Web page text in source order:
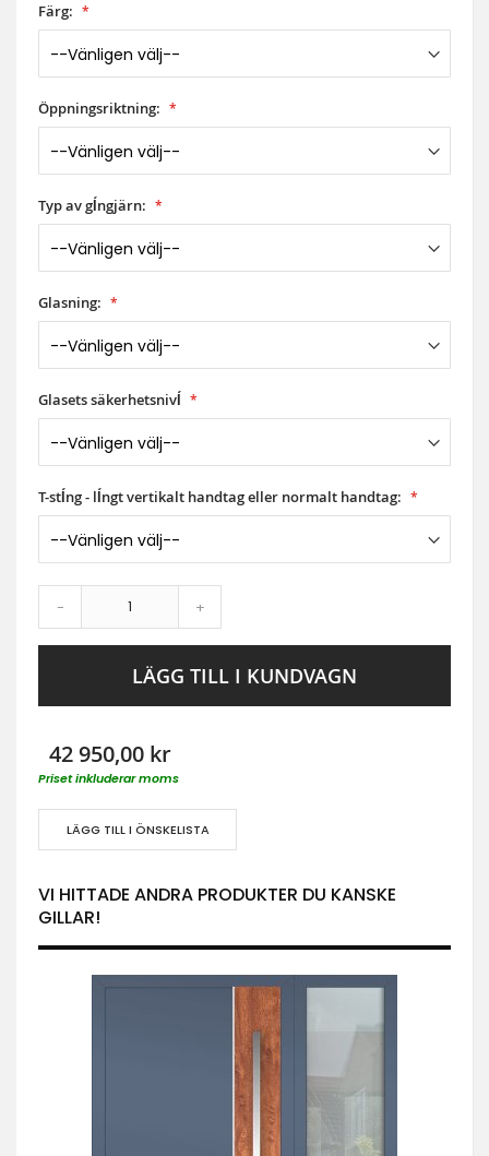
Färg:
Öppningsriktning:
Typ av gĺngjärn:
Glasning:
Glasets säkerhetsnivĺ
T-stĺng - lĺngt vertikalt handtag eller normalt handtag:
- +
LÄGG TILL I KUNDVAGN
42 950,00 kr
Priset inkluderar moms
LÄGG TILL I ÖNSKELISTA
VI HITTADE ANDRA PRODUKTER DU KANSKE
GILLAR!